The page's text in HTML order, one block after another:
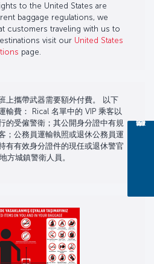
to the United States are
baggage regulations, we
customers traveling with us to
visit our United States
page.
上攜帶武器需要額外付費。 以下
輸費： Rical 名單中的 VIP 乘客以
的受僱警衛；其公開身分證中有規
；公務員運輸執照或退休公務員運
有有效身分證件的現任或退休警官
方城鎮警衛人員。